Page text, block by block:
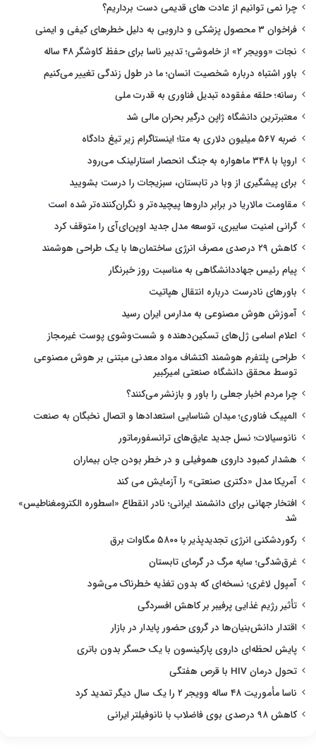
چرا نمی توانیم از عادت های قدیمی دست برداریم؟
فراخوان ۳ محصول پزشکی و دارویی به دلیل خطرهای کیفی و ایمنی
نجات «وویجر ۲» از خاموشی؛ تدبیر ناسا برای حفظ کاوشگر ۴۸ ساله
باور اشتباه درباره شخصیت انسان؛ ما در طول زندگی تغییر می‌کنیم
رسانه؛ حلقه مفقوده تبدیل فناوری به قدرت ملی
معتبرترین دانشگاه ژاپن درگیر بحران مالی شد
ضربه ۵۶۷ میلیون دلاری به متا؛ اینستاگرام زیر تیغ دادگاه
اروپا با ۳۴۸ ماهواره به جنگ انحصار استارلینک می‌رود
برای پیشگیری از وبا در تابستان، سبزیجات را درست بشویید
مقاومت مالاریا در برابر داروها پیچیده‌تر و نگران‌کننده‌تر شده است
گرانی امنیت سایبری، توسعه مدل جدید اوپن‌ای‌آی را متوقف کرد
کاهش ۲۹ درصدی مصرف انرژی ساختمان‌ها با یک طراحی هوشمند
پیام رئیس جهاددانشگاهی به مناسبت روز خبرنگار
باورهای نادرست درباره انتقال هپاتیت
آموزش هوش مصنوعی به مدارس ایران رسید
اعلام اسامی ژل‌های تسکین‌دهنده و شست‌وشوی پوست غیرمجاز
طراحی پلتفرم هوشمند اکتشاف مواد معدنی مبتنی بر هوش مصنوعی
توسط محقق دانشگاه صنعتی امیرکبیر
چرا مردم اخبار جعلی را باور و بازنشر می‌کنند؟
المپیک فناوری؛ میدان شناسایی استعدادها و اتصال نخبگان به صنعت
نانوسیالات؛ نسل جدید عایق‌های ترانسفورماتور
هشدار کمبود داروی هموفیلی و در خطر بودن جان بیماران
آمریکا مدل «دکتری صنعتی» را آزمایش می کند
افتخار جهانی برای دانشمند ایرانی؛ نادر انقطاع «اسطوره الکترومغناطیس»
شد
رکوردشکنی انرژی تجدیدپذیر با ۵۸۰۰ مگاوات برق
غرق‌شدگی؛ سایه مرگ در گرمای تابستان
آمپول لاغری؛ نسخه‌ای که بدون تغذیه خطرناک می‌شود
تأثیر رژیم غذایی پرفیبر بر کاهش افسردگی
اقتدار دانش‌بنیان‌ها در گروی حضور پایدار در بازار
پایش لحظه‌ای داروی پارکینسون با یک حسگر بدون باتری
تحول درمان HIV با قرص هفتگی
ناسا مأموریت ۴۸ ساله وویجر ۲ را یک سال دیگر تمدید کرد
کاهش ۹۸ درصدی بوی فاضلاب با نانوفیلتر ایرانی